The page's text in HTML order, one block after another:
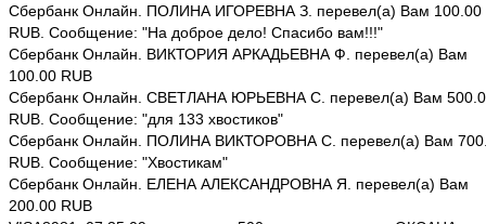
Сбербанк Онлайн. ПОЛИНА ИГОРЕВНА З. перевел(а) Вам 100.00
RUB. Сообщение: "На доброе дело! Спасибо вам!!!"
Сбербанк Онлайн. ВИКТОРИЯ АРКАДЬЕВНА Ф. перевел(а) Вам
100.00 RUB
Сбербанк Онлайн. СВЕТЛАНА ЮРЬЕВНА С. перевел(а) Вам
RUB. Сообщение: "для 133 хвостиков"
Сбербанк Онлайн. ПОЛИНА ВИКТОРОВНА С. перевел(а) Вам
RUB. Сообщение: "Хвостикам"
Сбербанк Онлайн. ЕЛЕНА АЛЕКСАНДРОВНА Я. перевел(а) Вам
200.00 RUB